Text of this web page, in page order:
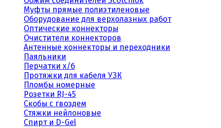
Муфты прямые полиэтиленовые
Оборудование для верхолазных работ
Оптические коннекторы
Очистители коннекторов
Антенные коннекторы и переходники
Паяльники
Перчатки х/б
Протяжки для кабеля УЗК
Пломбы номерные
Розетки RJ-45
Скобы с гвоздем
Стяжки нейлоновые
Спирт и D-Gel